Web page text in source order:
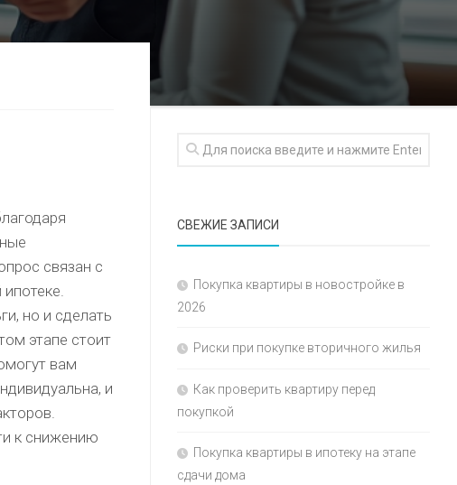
связан с
но и сделать
этапе стоит
вам
и
к снижению
СВЕЖИЕ ЗАПИСИ
Покупка квартиры в новостройке в
2026
Риски при покупке вторичного жилья
Как проверить квартиру перед
покупкой
Покупка квартиры в ипотеку на этапе
сдачи дома